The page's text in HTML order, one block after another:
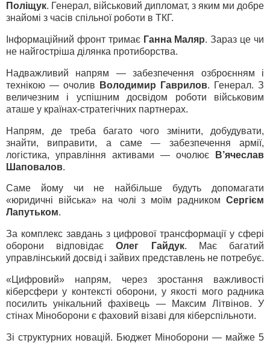
Поліщук. Генерал, військовий дипломат, з яким ми добре
знайомі з часів спільної роботи в ТКГ.
Інформаційний фронт тримає Ганна Маляр. Зараз це чи
не найгостріша ділянка протиборства.
Надважливий напрям — забезпечення озброєнням і
технікою — очолив
Володимир Гаврилов. Генерал. З
величезним і успішним досвідом роботи військовим
аташе у країнах-стратегічних партнерах.
Напрям, де треба багато чого змінити, добудувати,
знайти, виправити, а саме — забезпечення армії,
логістика, управління активами — очолює
В’ячеслав
Шаповалов.
Саме йому чи не найбільше будуть допомагати
«юридичні війська» на чолі з моїм радником Сергієм
Лапутьком.
За комплекс завдань з цифрової трансформації у сфері
оборони відповідаєОлег Гайдук. Має багатий
управлінський досвід і зайвих представлень не потребує.
«Цифровий» напрям, через зростання важливості
кіберсфери у контексті оборони, у якості мого радника
посилить унікальний фахівець — Максим Літвінов. У
стінах Міноборони є фаховий візаві для кіберспільноти.
Зі структурних новацій. Бюджет Міноборони — майже 5